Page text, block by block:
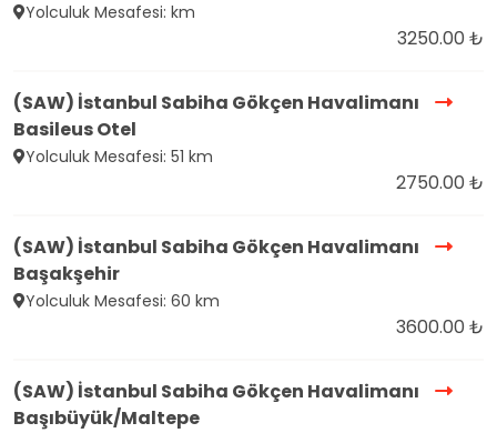
Yolculuk Mesafesi: km
3250.00 ₺
(SAW) İstanbul Sabiha Gökçen Havalimanı
Basileus Otel
Yolculuk Mesafesi: 51 km
2750.00 ₺
(SAW) İstanbul Sabiha Gökçen Havalimanı
Başakşehir
Yolculuk Mesafesi: 60 km
3600.00 ₺
(SAW) İstanbul Sabiha Gökçen Havalimanı
Başıbüyük/Maltepe